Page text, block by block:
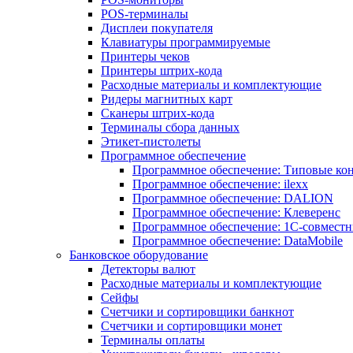
POS-терминалы
Дисплеи покупателя
Клавиатуры программируемые
Принтеры чеков
Принтеры штрих-кода
Расходные материалы и комплектующие
Ридеры магнитных карт
Сканеры штрих-кода
Терминалы сбора данных
Этикет-пистолеты
Программное обеспечение
Программное обеспечение: Типовые
Программное обеспечение: ilexx
Программное обеспечение: DALION
Программное обеспечение: Клеверенс
Программное обеспечение: 1С-
Программное обеспечение: DataMobile
Банковское оборудование
Детекторы валют
Расходные материалы и комплектующие
Сейфы
Счетчики и сортировщики банкнот
Счетчики и сортировщики монет
Терминалы оплаты